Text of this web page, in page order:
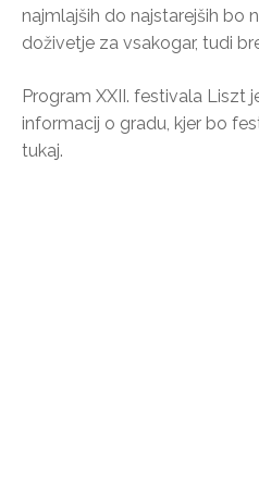
najmlajših do najstarejših bo
doživetje za vsakogar, tudi
Program XXII. festivala Liszt
informacij o gradu, kjer bo
tukaj.